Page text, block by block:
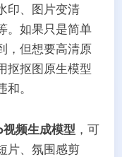
印、图片变清
。如果只是简单
，但想要高清原
抠抠图原生模型
。
视频生成模型 ，可
片、氛围感剪